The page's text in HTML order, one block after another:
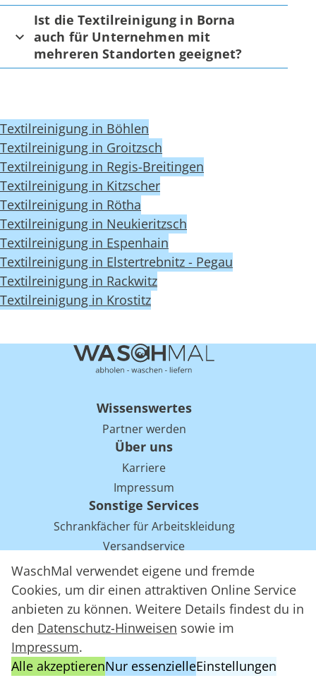
WaschMal verwendet eigene und fremde
Cookies, um dir einen attraktiven Online Service
anbieten zu können. Weitere Details findest du in
den Datenschutz-Hinweisen sowie im
Impressum.
Alle akzeptierenNur essenzielleEinstellungen
Ist die Textilreinigung in Borna
auch für Unternehmen mit
mehreren Standorten geeignet?
Textilreinigung in Böhlen
Textilreinigung in Groitzsch
Textilreinigung in Regis-Breitingen
Textilreinigung in Kitzscher
Textilreinigung in Rötha
Textilreinigung in Neukieritzsch
Textilreinigung in Espenhain
Textilreinigung in Elstertrebnitz - Pegau
Textilreinigung in Rackwitz
Textilreinigung in Krostitz
Wissenswertes
Partner werden
Über uns
Karriere
Impressum
Sonstige Services
Schrankfächer für Arbeitskleidung
Versandservice
Einsparpotentiale für Mietwäsche bei Arbeitskleidung
Arbeitskleidung Tracking mit RFID
WaschMal GmbH 2016 – 2026
Datenschutz
Allgemeine Geschäftsbedingungen